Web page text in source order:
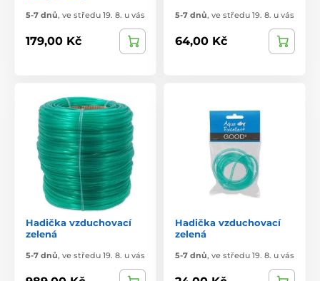
5-7 dnů, ve středu 19. 8. u vás
179,00 Kč
5-7 dnů, ve středu 19. 8. u vás
64,00 Kč
Hadička vzduchovací
zelená
5-7 dnů, ve středu 19. 8. u vás
Hadička vzduchovací
zelená
5-7 dnů, ve středu 19. 8. u vás